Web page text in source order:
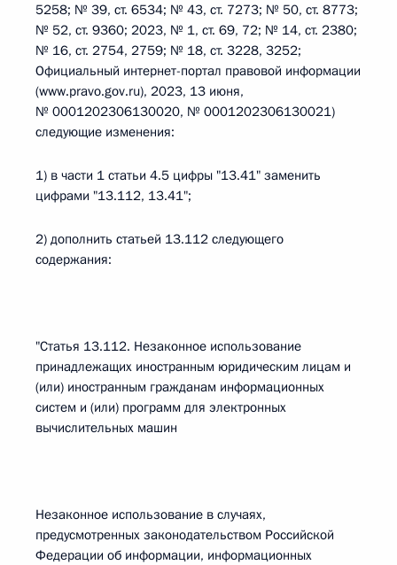
5258; № 39, ст. 6534; № 43, ст. 7273; № 50, ст. 8773;
№ 52, ст. 9360; 2023, № 1, ст. 69, 72; № 14, ст. 2380;
№ 16, ст. 2754, 2759; № 18, ст. 3228, 3252;
Официальный интернет-портал правовой информации
(www.pravo.gov.ru), 2023, 13 июня,
№ 0001202306130020, № 0001202306130021)
следующие изменения:
1) в части 1 статьи 4.5 цифры "13.41" заменить
цифрами "13.112, 13.41";
2) дополнить статьей 13.112 следующего
содержания:
"Статья 13.112. Незаконное использование
принадлежащих иностранным юридическим лицам и
(или) иностранным гражданам информационных
систем и (или) программ для электронных
вычислительных машин
Незаконное использование в случаях,
предусмотренных законодательством Российской
Федерации об информации, информационных